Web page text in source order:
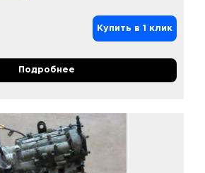
Купить в 1 клик
Подробнее